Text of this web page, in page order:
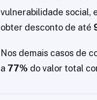
vulnerabilidade social,
obter desconto de até
Nos demais casos de
a 77% do valor total